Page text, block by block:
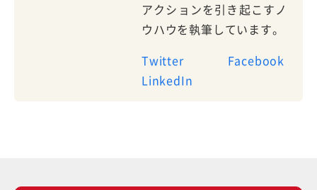
アクションを引き起こすノ
ウハウを執筆しています。
Twitter
Facebook
LinkedIn